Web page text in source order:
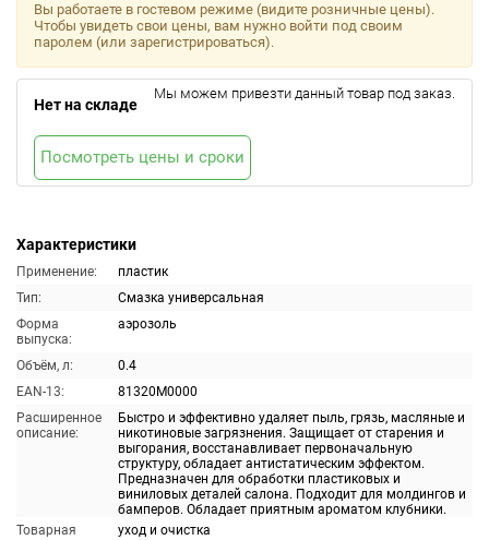
Характеристики
Применение:
пластик
Тип:
Смазка универсальная
Форма
выпуска:
аэрозоль
Объём, л:
0.4
EAN-13:
81320M0000
Расширенное
описание:
Быстро и эффективно удаляет пыль, грязь, масляные и
никотиновые загрязнения. Защищает от старения и
выгорания, восстанавливает первоначальную
структуру, обладает антистатическим эффектом.
Предназначен для обработки пластиковых и
виниловых деталей салона. Подходит для молдингов и
бамперов. Обладает приятным ароматом клубники.
Товарная
уход и очистка
Вы работаете в гостевом режиме (видите розничные цены).
Чтобы увидеть свои цены, вам нужно войти под своим
паролем (или зарегистрироваться).
Нет на складе
Мы можем привезти данный товар под заказ.
Посмотреть цены и сроки